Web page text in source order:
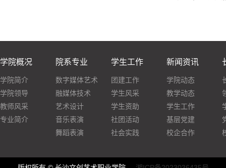
学院概况
学院简介
学院领导
教师风采
专业简介
院系专业
数字媒体艺术
融媒体技术
艺术设计
音乐表演
舞蹈表演
学生工作
团建工作
学生风采
学生资助
社团活动
社会实践
新闻资讯
学院动态
教学动态
学生工作
基层党建
校企合作